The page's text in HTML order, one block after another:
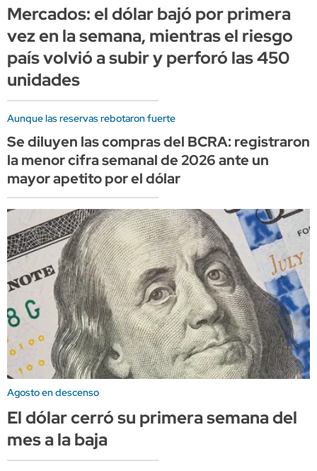
Mercados: el dólar bajó por primera
vez en la semana, mientras el riesgo
país volvió a subir y perforó las 450
unidades
Aunque las reservas rebotaron fuerte
Se diluyen las compras del BCRA: registraron
la menor cifra semanal de 2026 ante un
mayor apetito por el dólar
Agosto en descenso
El dólar cerró su primera semana del
mes a la baja